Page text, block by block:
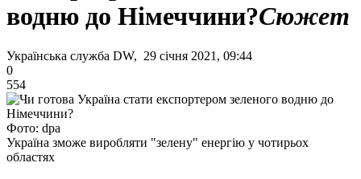
водню до Німеччини?Сюжет
Українська служба DW, 29 січня 2021, 09:44
0
554
Фото: dpa
Україна зможе виробляти "зелену" енергію у чотирьох
областях